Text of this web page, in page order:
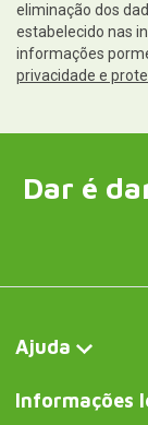
eliminação dos
estabelecido nas
informações
privacidade e
Dar é
Ajuda
Informações